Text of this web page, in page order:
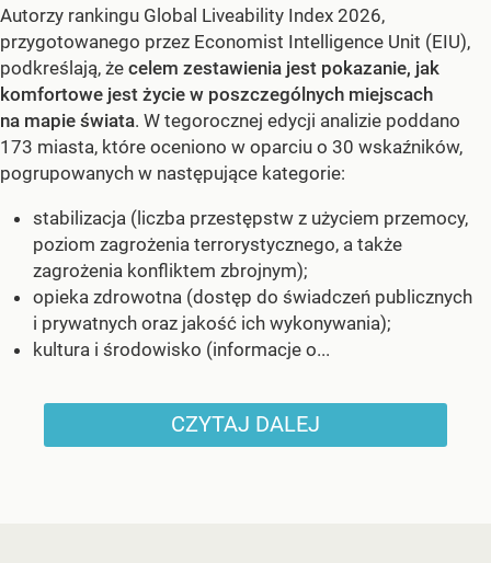
Autorzy rankingu Global Liveability Index 2026,
przygotowanego przez Economist Intelligence Unit (EIU),
podkreślają, że celem zestawienia jest pokazanie, jak
komfortowe jest życie w poszczególnych miejscach
na mapie świata. W tegorocznej edycji analizie poddano
173 miasta, które oceniono w oparciu o 30 wskaźników,
pogrupowanych w następujące kategorie:
stabilizacja (liczba przestępstw z użyciem przemocy,
poziom zagrożenia terrorystycznego, a także
zagrożenia konfliktem zbrojnym);
opieka zdrowotna (dostęp do świadczeń publicznych
i prywatnych oraz jakość ich wykonywania);
kultura i środowisko (informacje o...
CZYTAJ DALEJ